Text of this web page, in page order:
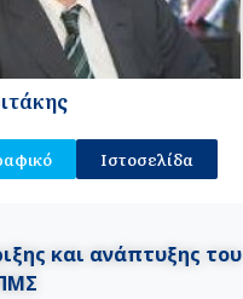
Ιστοσελίδα
και ανάπτυξης του